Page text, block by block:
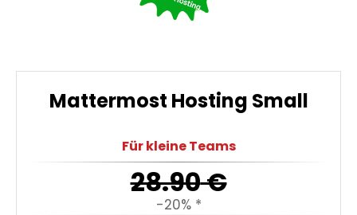
Mattermost Hosting Small
Für kleine Teams
28.90€
-20% *